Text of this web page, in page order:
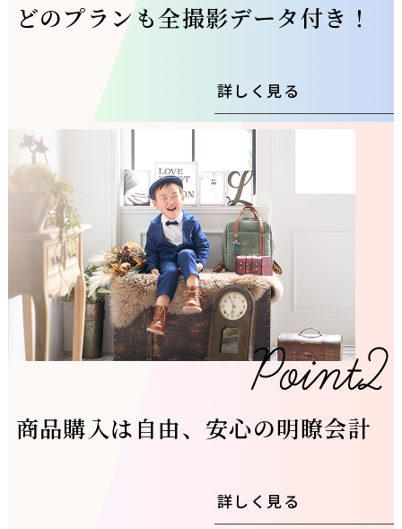
どのプランも全撮影データ付き！
詳しく見る
商品購入は自由、安心の明瞭会計
詳しく見る